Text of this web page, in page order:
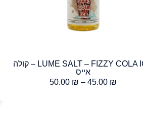
LUME SALT – FIZZY COLA ICE – קולה
אייס
45.00 ₪
–
50.00 ₪